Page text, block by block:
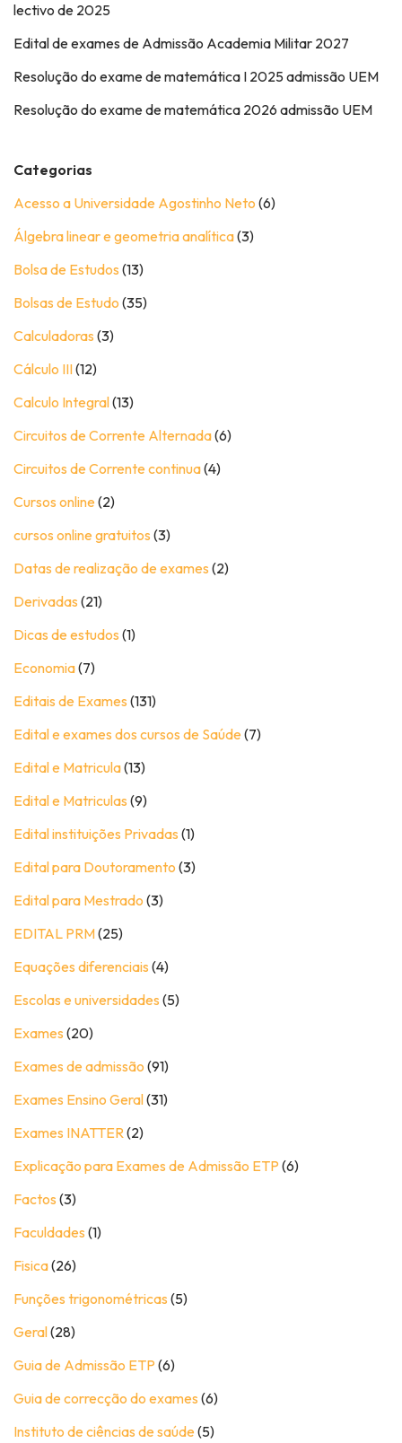
lectivo de 2025
Edital de exames de Admissão Academia Militar 2027
Resolução do exame de matemática I 2025 admissão UEM
Resolução do exame de matemática 2026 admissão UEM
Categorias
Acesso a Universidade Agostinho Neto (6)
Álgebra linear e geometria analítica(3)
Bolsa de Estudos (13)
Bolsas de Estudo (35)
Calculadoras (3)
Cálculo III(12)
Calculo Integral(13)
Circuitos de Corrente Alternada(6)
Circuitos de Corrente continua(4)
Cursos online (2)
cursos online gratuitos (3)
Datas de realização de exames (2)
Derivadas (21)
Dicas de estudos (1)
Economia(7)
Editais de Exames (131)
Edital e exames dos cursos de Saúde (7)
Edital e Matricula(13)
Edital e Matriculas (9)
Edital instituições Privadas (1)
Edital para Doutoramento (3)
Edital para Mestrado (3)
EDITAL PRM(25)
Equações diferenciais (4)
Escolas e universidades (5)
Exames (20)
Exames de admissão (91)
Exames Ensino Geral(31)
Exames INATTER(2)
Explicação para Exames de Admissão ETP (6)
Factos (3)
Faculdades (1)
Fisica(26)
Funções trigonométricas (5)
Geral(28)
Guia de Admissão ETP (6)
Guia de correcção do exames (6)
Instituto de ciências de saúde (5)